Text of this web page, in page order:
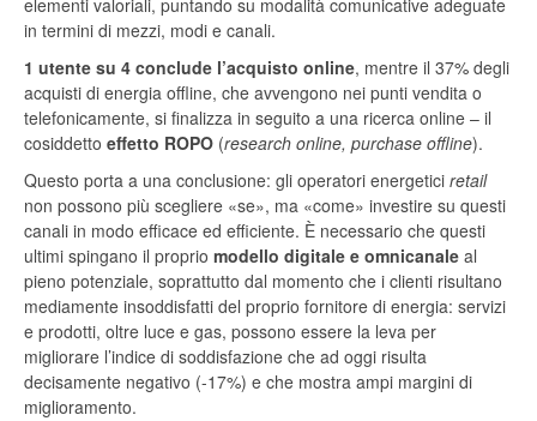
elementi valoriali, puntando su modalità comunicative adeguate
in termini di mezzi, modi e canali.
1 utente su 4 conclude l’acquisto online, mentre il 37% degli
acquisti di energia offline, che avvengono nei punti vendita o
telefonicamente, si finalizza in seguito a una ricerca online – il
cosiddetto effetto ROPO (research online, purchase offline).
Questo porta a una conclusione: gli operatori energetici retail
non possono più scegliere «se», ma «come» investire su questi
canali in modo efficace ed efficiente. È necessario che questi
ultimi spingano il proprio modello digitale e omnicanale al
pieno potenziale, soprattutto dal momento che i clienti risultano
mediamente insoddisfatti del proprio fornitore di energia: servizi
e prodotti, oltre luce e gas, possono essere la leva per
migliorare l’indice di soddisfazione che ad oggi risulta
decisamente negativo (-17%) e che mostra ampi margini di
miglioramento.